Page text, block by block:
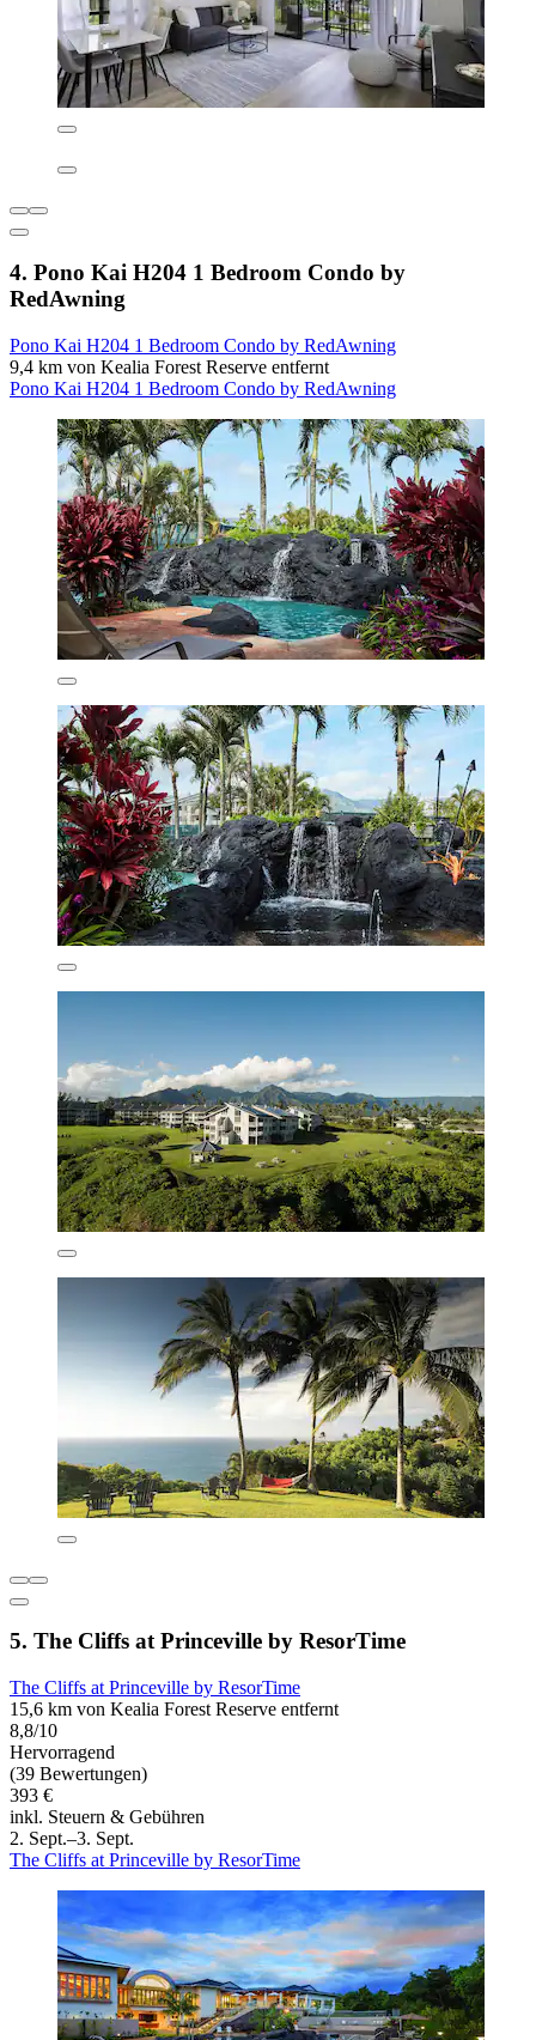
4. Pono Kai H204 1 Bedroom Condo by
RedAwning
Pono Kai H204 1 Bedroom Condo by RedAwning
9,4 km von Kealia Forest Reserve entfernt
Pono Kai H204 1 Bedroom Condo by RedAwning
5. The Cliffs at Princeville by ResorTime
The Cliffs at Princeville by ResorTime
15,6 km von Kealia Forest Reserve entfernt
8,8/10
Hervorragend
(39 Bewertungen)
393 €
inkl. Steuern & Gebühren
2. Sept.–3. Sept.
The Cliffs at Princeville by ResorTime